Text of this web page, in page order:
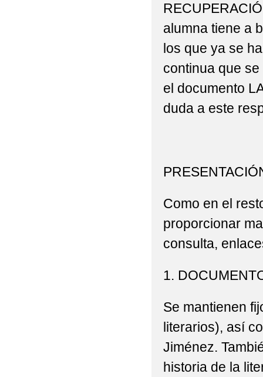
alumna tiene a
los que ya se
continua que
el documento
duda a este
Como en el
proporcionar
consulta,
1.
Se mantienen
literarios), así
Jiménez.
historia de la